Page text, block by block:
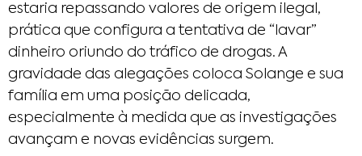
estaria repassando valores de origem ilegal,
prática que configura a tentativa de “lavar”
dinheiro oriundo do tráfico de drogas. A
gravidade das alegações coloca Solange e sua
família em uma posição delicada,
especialmente à medida que as investigações
avançam e novas evidências surgem.